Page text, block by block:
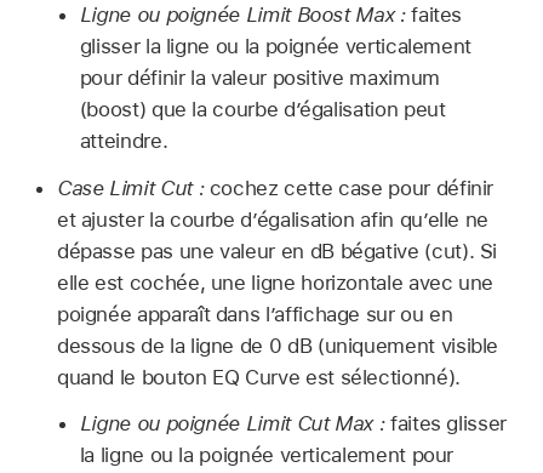
Ligne ou poignée Limit Boost Max :faites
glisser la ligne ou la poignée verticalement
pour définir la valeur positive maximum
(boost) que la courbe d’égalisation peut
atteindre.
Case Limit Cut :cochez cette case pour définir
et ajuster la courbe d’égalisation afin qu’elle ne
dépasse pas une valeur en dB bégative (cut). Si
elle est cochée, une ligne horizontale avec une
poignée apparaît dans l’affichage sur ou en
dessous de la ligne de 0 dB (uniquement visible
quand le bouton EQ Curve est sélectionné).
Ligne ou poignée Limit Cut Max :faites glisser
la ligne ou la poignée verticalement pour